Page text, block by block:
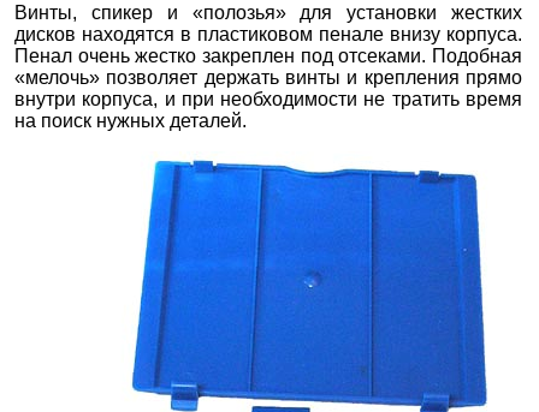
Винты, спикер и «полозья» для установки жестких
дисков находятся в пластиковом пенале внизу корпуса.
Пенал очень жестко закреплен под отсеками. Подобная
«мелочь» позволяет держать винты и крепления прямо
внутри корпуса, и при необходимости не тратить время
на поиск нужных деталей.